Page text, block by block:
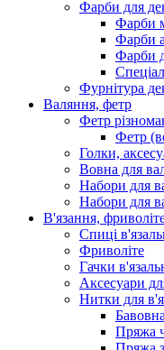
Фарби для
Фарби
Фарби
Фарби
Фурнітура
Валяння, фетр
Фетр
Фетр
Голки,
Вовна для
Набори для
Набори для
В'язання,
Спиці
Фриволіте
Гачки
Аксесуари
Нитки для
Бавовна
Пряжа